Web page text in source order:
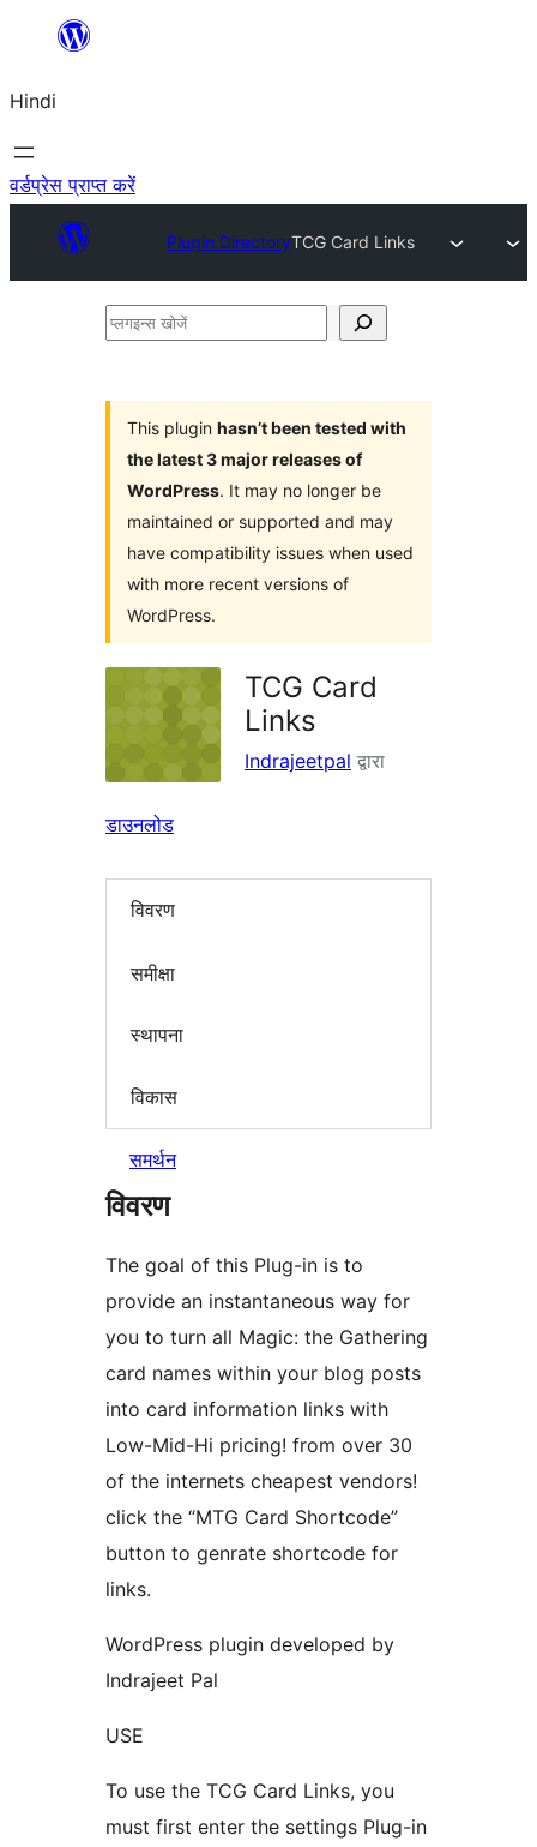
सामग्री
जाएं
Hindi
वर्डप्रेस प्राप्त करें
Plugin DirectoryTCG Card Links
प्लगइन्स
This plugin hasn’t been tested with
the latest 3 major releases of
WordPress. It may no longer be
maintained or supported and may
have compatibility issues when used
with more recent versions of
WordPress.
TCG Card
Links
Indrajeetpal द्वारा
डाउनलोड
विवरण
समीक्षा
स्थापना
विकास
समर्थन
विवरण
The goal of this Plug-in is to
provide an instantaneous way for
you to turn all Magic: the Gathering
card names within your blog posts
into card information links with
Low-Mid-Hi pricing! from over 30
of the internets cheapest vendors!
click the “MTG Card Shortcode”
button to genrate shortcode for
links.
WordPress plugin developed by
Indrajeet Pal
USE
To use the TCG Card Links, you
must first enter the settings Plug-in